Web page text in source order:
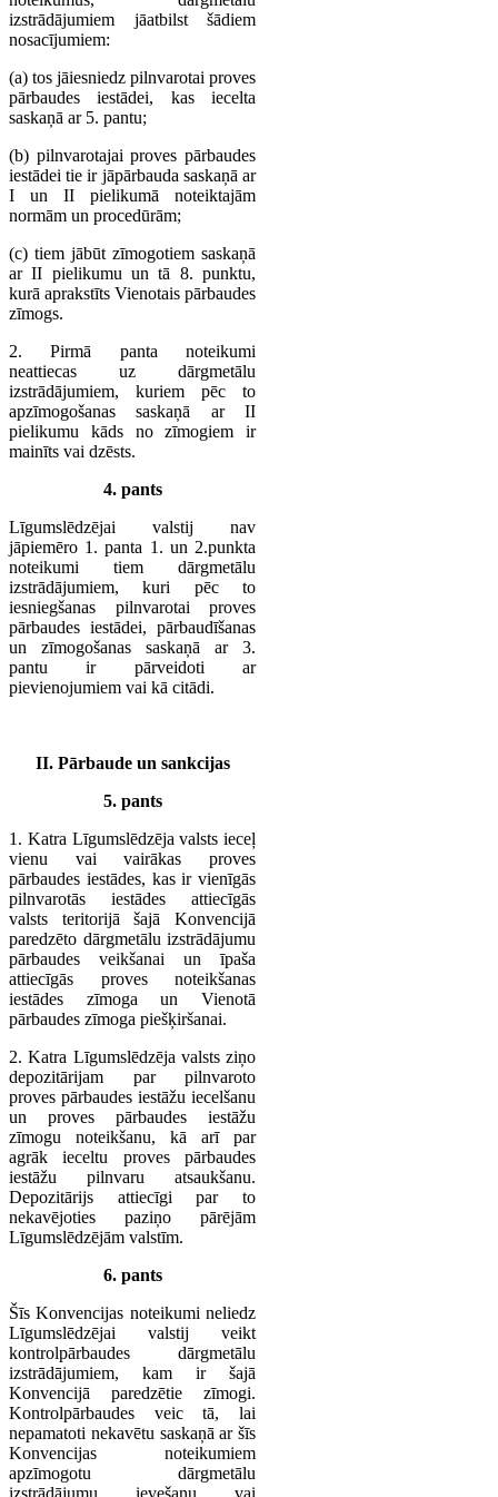
izstrādājumiem jāatbilst šādiem
nosacījumiem:
(a) tos jāiesniedz pilnvarotai proves
pārbaudes iestādei, kas iecelta
saskaņā ar 5. pantu;
(b) pilnvarotajai proves pārbaudes
iestādei tie ir jāpārbauda saskaņā ar
I un II pielikumā noteiktajām
normām un procedūrām;
(c) tiem jābūt zīmogotiem saskaņā
ar II pielikumu un tā 8. punktu,
kurā aprakstīts Vienotais pārbaudes
zīmogs.
2. Pirmā panta noteikumi
neattiecas uz dārgmetālu
izstrādājumiem, kuriem pēc to
apzīmogošanas saskaņā ar II
pielikumu kāds no zīmogiem ir
mainīts vai dzēsts.
4. pants
Līgumslēdzējai valstij nav
jāpiemēro 1. panta 1. un 2.punkta
noteikumi tiem dārgmetālu
izstrādājumiem, kuri pēc to
iesniegšanas pilnvarotai proves
pārbaudes iestādei, pārbaudīšanas
un zīmogošanas saskaņā ar 3.
pantu ir pārveidoti ar
pievienojumiem vai kā citādi.
II. Pārbaude un sankcijas
5. pants
1. Katra Līgumslēdzēja valsts ieceļ
vienu vai vairākas proves
pārbaudes iestādes, kas ir vienīgās
pilnvarotās iestādes attiecīgās
valsts teritorijā šajā Konvencijā
paredzēto dārgmetālu izstrādājumu
pārbaudes veikšanai un īpaša
attiecīgās proves noteikšanas
iestādes zīmoga un Vienotā
pārbaudes zīmoga piešķiršanai.
2. Katra Līgumslēdzēja valsts ziņo
depozitārijam par pilnvaroto
proves pārbaudes iestāžu iecelšanu
un proves pārbaudes iestāžu
zīmogu noteikšanu, kā arī par
agrāk ieceltu proves pārbaudes
iestāžu pilnvaru atsaukšanu.
Depozitārijs attiecīgi par to
nekavējoties paziņo pārējām
Līgumslēdzējām valstīm.
6. pants
Šīs Konvencijas noteikumi neliedz
Līgumslēdzējai valstij veikt
kontrolpārbaudes dārgmetālu
izstrādājumiem, kam ir šajā
Konvencijā paredzētie zīmogi.
Kontrolpārbaudes veic tā, lai
nepamatoti nekavētu saskaņā ar šīs
Konvencijas noteikumiem
apzīmogotu dārgmetālu
izstrādājumu ievešanu vai